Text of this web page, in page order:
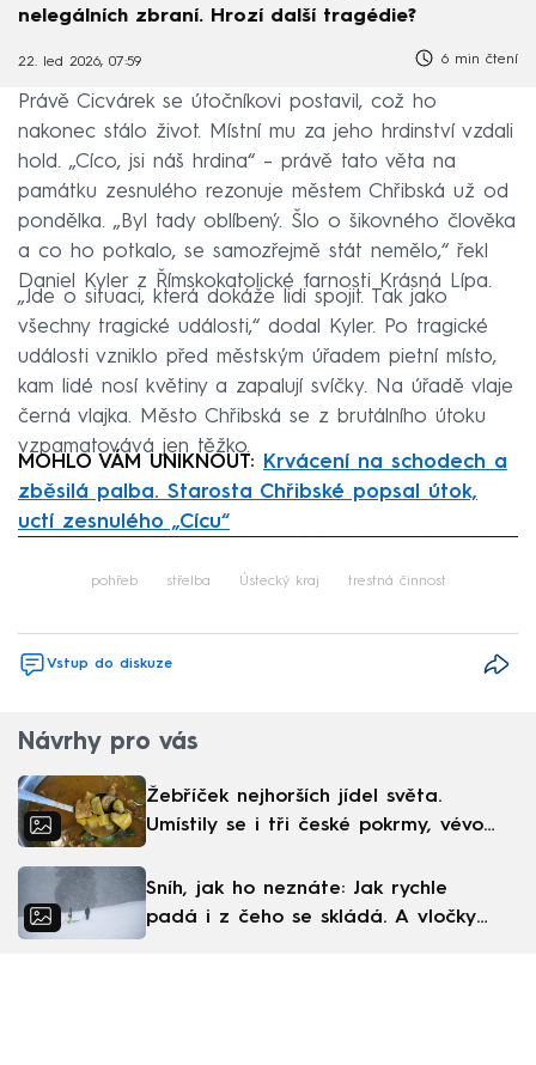
nelegálních zbraní. Hrozí další tragédie?
22. led 2026, 07:59 6 min čtení
Právě Cicvárek se útočníkovi postavil, což ho
nakonec stálo život. Místní mu za jeho hrdinství vzdali
hold. „Cíco, jsi náš hrdina“ – právě tato věta na
památku zesnulého rezonuje městem Chřibská už od
pondělka. „Byl tady oblíbený. Šlo o šikovného člověka
a co ho potkalo, se samozřejmě stát nemělo,“ řekl
Daniel Kyler z Římskokatolické farnosti Krásná Lípa.
„Jde o situaci, která dokáže lidi spojit. Tak jako
všechny tragické události,“ dodal Kyler. Po tragické
události vzniklo před městským úřadem pietní místo,
kam lidé nosí květiny a zapalují svíčky. Na úřadě vlaje
černá vlajka. Město Chřibská se z brutálního útoku
vzpamatovává jen těžko.
MOHLO VÁM UNIKNOUT: Krvácení na schodech a
zběsilá palba. Starosta Chřibské popsal útok,
uctí zesnulého „Cícu“
pohřeb střelba Ústecký kraj trestná činnost
Vstup do diskuze
Návrhy pro vás
Žebříček nejhorších jídel světa.
Umístily se i tři české pokrmy, vévodí
Sníh, jak ho neznáte: Jak rychle
padá i z čeho se skládá. A vločky